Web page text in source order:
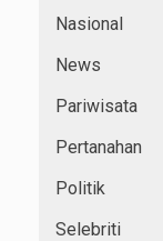
Nasional
News
Pariwisata
Pertanahan
Politik
Selebriti